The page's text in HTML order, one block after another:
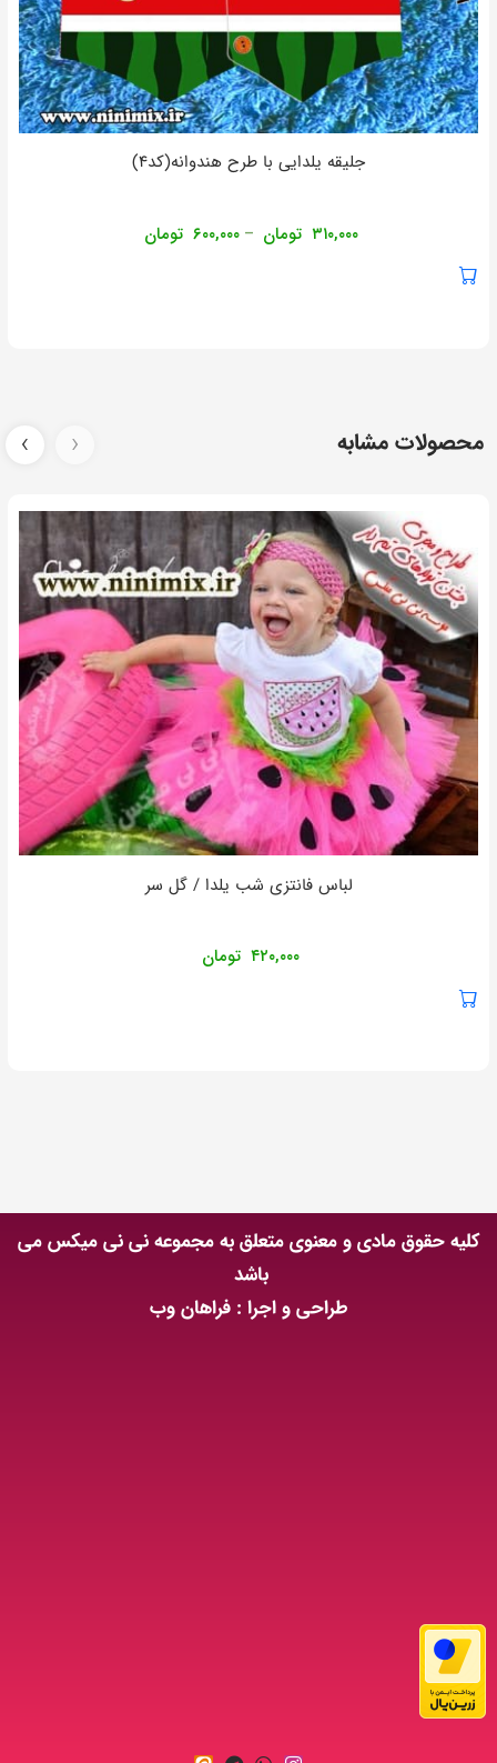
جلیقه یلدایی با طرح هندوانه(کد۴)
۳۱۰,۰۰۰ تومان – ۶۰۰,۰۰۰ تومان
محصولات مشابه
لباس فانتزی شب یلدا / گل سر
۴۲۰,۰۰۰ تومان
‹
›
کلیه حقوق مادی و معنوی متعلق به مجموعه نی نی میکس می
باشد
طراحی و اجرا : فراهان وب